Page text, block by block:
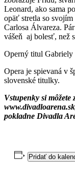
Leonard, ako sama
opäť stretla so
Carlosa Álvareza.
vášeň aj bolesť, než
Operný titul Gabriely
Opera je spievaná v
slovenské titulky.
Vstupenky si
pokladne Divadla
Pridať do